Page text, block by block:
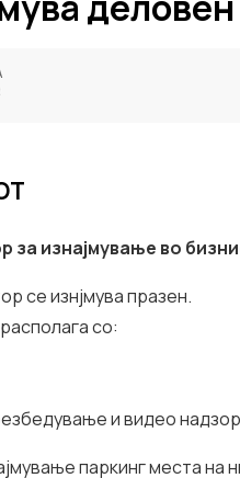
за изнајмување во
се изнјмува празен.
со:
и видео надзор
паркинг места на